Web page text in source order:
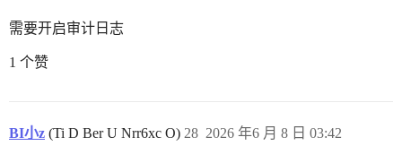
需要开启审计日志
1 个赞
BI小z (Ti D Ber U Nrr6xc O) 2026 年6 月 8 日 03:42
28